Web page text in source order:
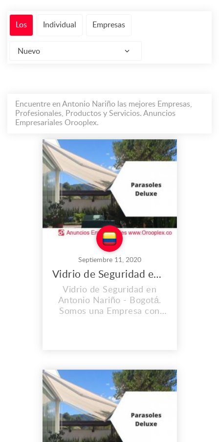
Los Individual Empresas
Nuevo
Encuentre en Antonio Nariño las mejores Empresas,
Profesionales, Productos y Servicios. Anuncios
Empresariales Orooplex.
Septiembre 11, 2020
Vidrio de Seguridad en Antonio Nariño
Vidrio de Seguridad en
Antonio Nariño - Bogotá.
Somos una Empresa con
Colombia Teléfono: (+57)
3103451726 Correo:
parasolesdeluxe@gmail.com
www.parasolesdeluxe.com